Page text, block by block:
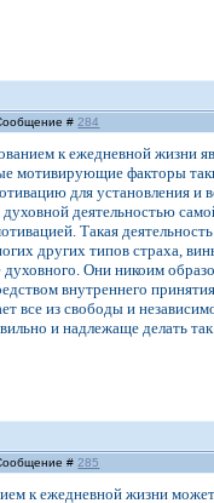
# 284
к ежедневной жизни
мотивирующие факторы
для установления и
деятельностью
Такая
других типов страха,
Они никоим
внутреннего
все из свободы и
и надлежаще делать
# 285
к ежедневной жизни